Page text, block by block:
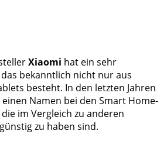
Xiaomi hat ein sehr
bekanntlich nicht nur aus
besteht. In den letzten Jahren
Namen bei den Smart Home-
im Vergleich zu anderen
zu haben sind.